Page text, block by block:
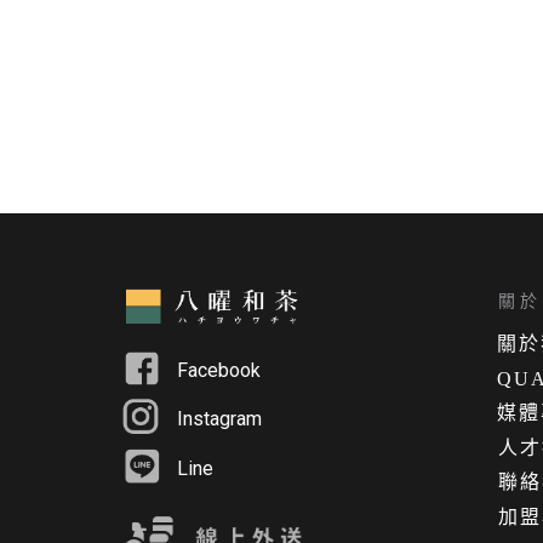
Facebook
人
Instagram
關
關 於
媒
Line
聯
加